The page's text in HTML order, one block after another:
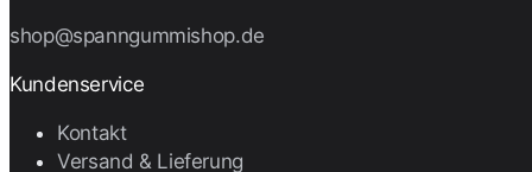
shop@spanngummishop.de
Kundenservice
Kontakt
Versand & Lieferung